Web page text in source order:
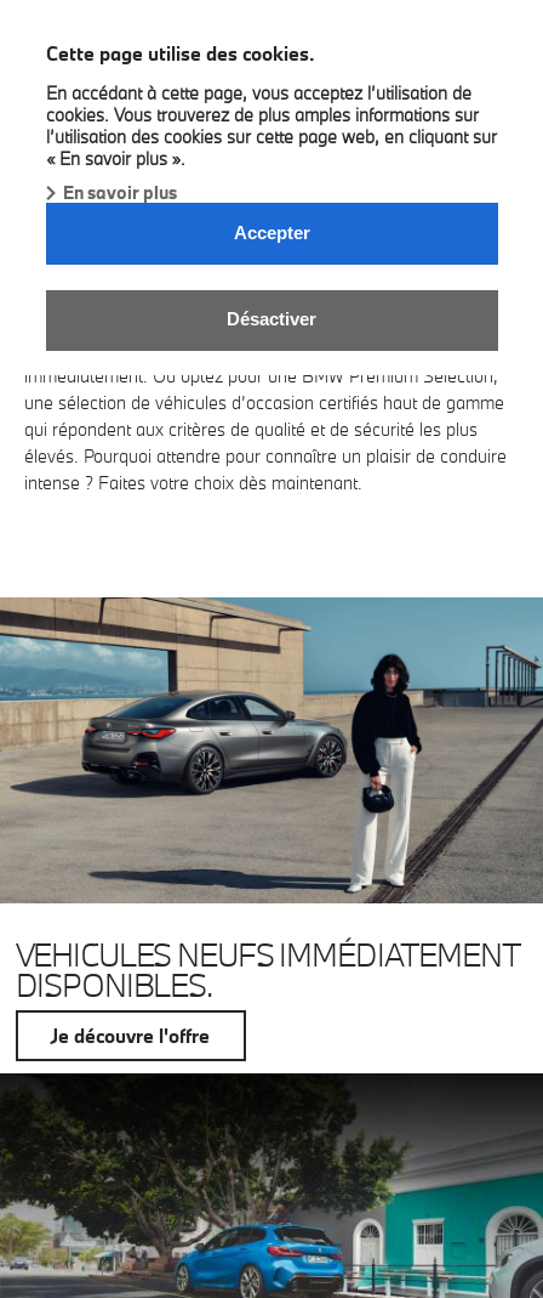
Cette page utilise des cookies.
En accédant à cette page, vous acceptez l’utilisation de
cookies. Vous trouverez de plus amples informations sur
l’utilisation des cookies sur cette page web, en cliquant sur
« En savoir plus ».
En savoir plus
Accepter
Désactiver
C’EST LE COUP DE FOUDRE ?
PARTEZ AVEC ELLE MAINTENANT !
Vous recherchez une nouvelle BMW disponible rapidement et
qui vous procure un plaisir de conduire instantané ? Faites votre
choix parmi notre large gamme de véhicules neufs disponibles
immédiatement. Ou optez pour une BMW Premium Selection,
une sélection de véhicules d’occasion certifiés haut de gamme
qui répondent aux critères de qualité et de sécurité les plus
élevés. Pourquoi attendre pour connaître un plaisir de conduire
intense ? Faites votre choix dès maintenant.
VEHICULES NEUFS IMMÉDIATEMENT
DISPONIBLES.
Je découvre l'offre